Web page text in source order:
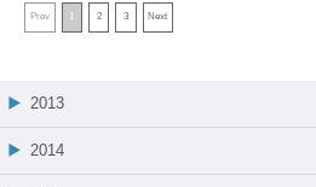
2013
2014
Prev 1 2 3 Next